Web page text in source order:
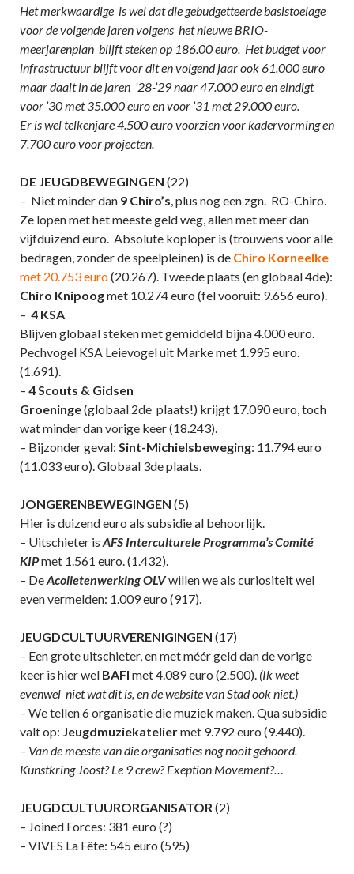
Het merkwaardige is wel dat die gebudgetteerde basistoelage
voor de volgende jaren volgens het nieuwe BRIO-
meerjarenplan blijft steken op 186.00 euro. Het budget voor
infrastructuur blijft voor dit en volgend jaar ook 61.000 euro
maar daalt in de jaren ’28-’29 naar 47.000 euro en eindigt
voor ’30 met 35.000 euro en voor ’31 met 29.000 euro.
Er is wel telkenjare 4.500 euro voorzien voor kadervorming en
7.700 euro voor projecten.
DE JEUGDBEWEGINGEN (22)
– Niet minder dan 9 Chiro’s, plus nog een zgn. RO-Chiro.
Ze lopen met het meeste geld weg, allen met meer dan
vijfduizend euro. Absolute koploper is (trouwens voor alle
bedragen, zonder de speelpleinen) is de Chiro Korneelke
met 20.753 euro(20.267). Tweede plaats (en globaal 4de):
Chiro Knipoogmet 10.274 euro (fel vooruit: 9.656 euro).
– 4 KSA
Blijven globaal steken met gemiddeld bijna 4.000 euro.
Pechvogel KSA Leievogel uit Marke met 1.995 euro.
(1.691).
– 4 Scouts & Gidsen
Groeninge(globaal 2de plaats!) krijgt 17.090 euro, toch
wat minder dan vorige keer (18.243).
– Bijzonder geval: Sint-Michielsbeweging: 11.794 euro
(11.033 euro). Globaal 3de plaats.
JONGERENBEWEGINGEN (5)
Hier is duizend euro als subsidie al behoorlijk.
– Uitschieter is AFS Interculturele Programma’s Comité
KIPmet 1.561 euro. (1.432).
– DeAcolietenwerking OLVwillen we als curiositeit wel
even vermelden: 1.009 euro (917).
JEUGDCULTUURVERENIGINGEN (17)
– Een grote uitschieter, en met méér geld dan de vorige
keer is hier wel BAFI met 4.089 euro (2.500). (Ik weet
evenwel niet wat dit is, en de website van Stad ook niet.)
– We tellen 6 organisatie die muziek maken. Qua subsidie
valt op: Jeugdmuziekateliermet 9.792 euro (9.440).
– Van de meeste van die organisaties nog nooit gehoord.
Kunstkring Joost? Le 9 crew? Exeption Movement?…
JEUGDCULTUURORGANISATOR(2)
– Joined Forces: 381 euro (?)
– VIVES La Fête: 545 euro (595)